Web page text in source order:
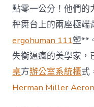
點零一公分！他們的
秤舞台上的兩座極端
ergohuman 111塑**
失衡逼瘋的美學家，
桌方辦公室系統櫃式
Herman Miller